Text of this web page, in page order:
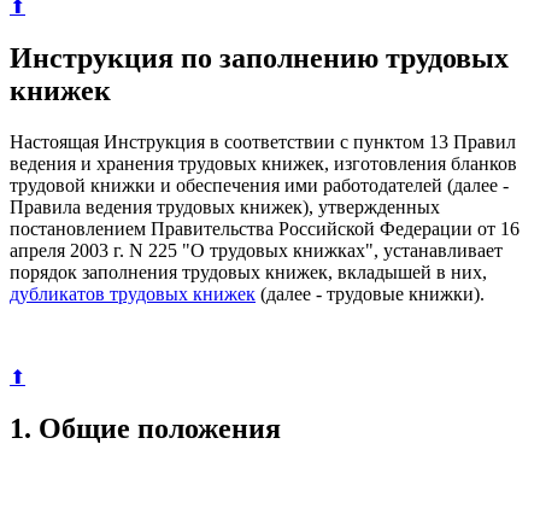
⬆
Инструкция по заполнению трудовых
книжек
Настоящая Инструкция в соответствии с пунктом 13 Правил
ведения и хранения трудовых книжек, изготовления бланков
трудовой книжки и обеспечения ими работодателей (далее -
Правила ведения трудовых книжек), утвержденных
постановлением Правительства Российской Федерации от 16
апреля 2003 г. N 225 "О трудовых книжках", устанавливает
порядок заполнения трудовых книжек, вкладышей в них,
дубликатов трудовых книжек (далее - трудовые книжки).
⬆
1. Общие положения